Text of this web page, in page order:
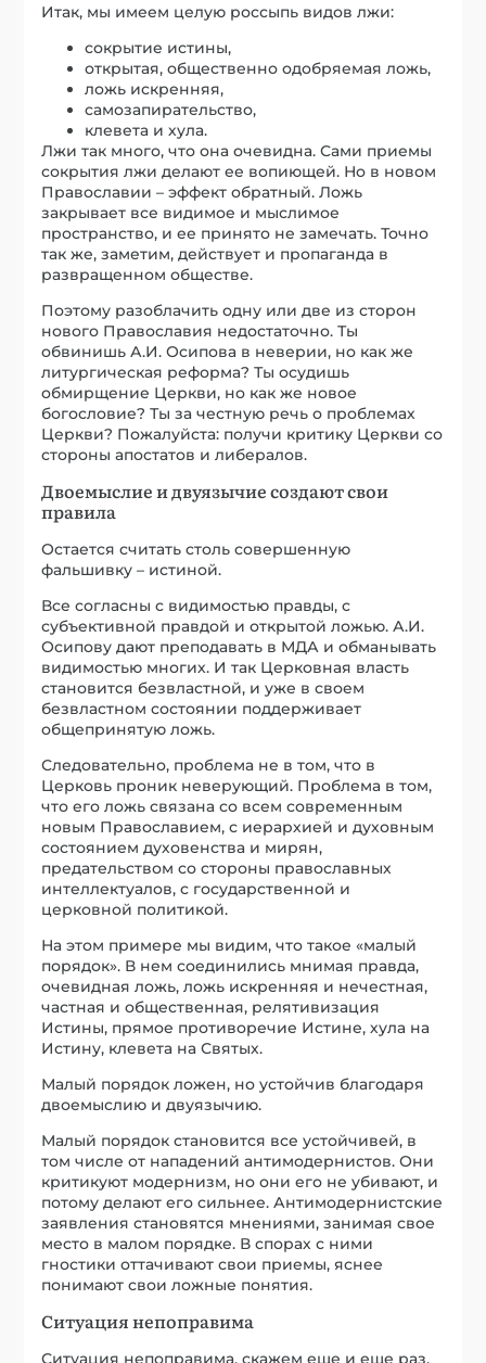
Итак, мы имеем целую россыпь видов лжи:
сокрытие истины,
открытая, общественно одобряемая ложь,
ложь искренняя,
самозапирательство,
клевета и хула.
Лжи так много, что она очевидна. Сами приемы
сокрытия лжи делают ее вопиющей. Но в новом
Православии – эффект обратный. Ложь
закрывает все видимое и мыслимое
пространство, и ее принято не замечать. Точно
так же, заметим, действует и пропаганда в
развращенном обществе.
Поэтому разоблачить одну или две из сторон
нового Православия недостаточно. Ты
обвинишь А.И. Осипова в неверии, но как же
литургическая реформа? Ты осудишь
обмирщение Церкви, но как же новое
богословие? Ты за честную речь о проблемах
Церкви? Пожалуйста: получи критику Церкви со
стороны апостатов и либералов.
Двоемыслие и двуязычие создают свои
правила
Остается считать столь совершенную
фальшивку – истиной.
Все согласны с видимостью правды, с
субъективной правдой и открытой ложью. А.И.
Осипову дают преподавать в МДА и обманывать
видимостью многих. И так Церковная власть
становится безвластной, и уже в своем
безвластном состоянии поддерживает
общепринятую ложь.
Следовательно, проблема не в том, что в
Церковь проник неверующий. Проблема в том,
что его ложь связана со всем современным
новым Православием, с иерархией и духовным
состоянием духовенства и мирян,
предательством со стороны православных
интеллектуалов, с государственной и
церковной политикой.
На этом примере мы видим, что такое «малый
порядок». В нем соединились мнимая правда,
очевидная ложь, ложь искренняя и нечестная,
частная и общественная, релятивизация
Истины, прямое противоречие Истине, хула на
Истину, клевета на Святых.
Малый порядок ложен, но устойчив благодаря
двоемыслию и двуязычию.
Малый порядок становится все устойчивей, в
том числе от нападений антимодернистов. Они
критикуют модернизм, но они его не убивают, и
потому делают его сильнее. Антимодернистские
заявления становятся мнениями, занимая свое
место в малом порядке. В спорах с ними
гностики оттачивают свои приемы, яснее
понимают свои ложные понятия.
Ситуация непоправима
Ситуация непоправима, скажем еще и еще раз.